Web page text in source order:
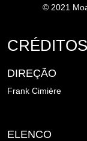
© 2021
CRÉDITOS
DIREÇÃO
Frank Cimière
ELENCO